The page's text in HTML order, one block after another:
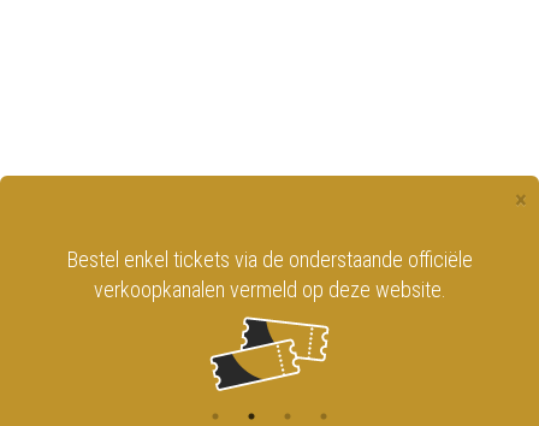
×
Bestel enkel tickets via de onderstaande officiële
verkoopkanalen vermeld op deze website.